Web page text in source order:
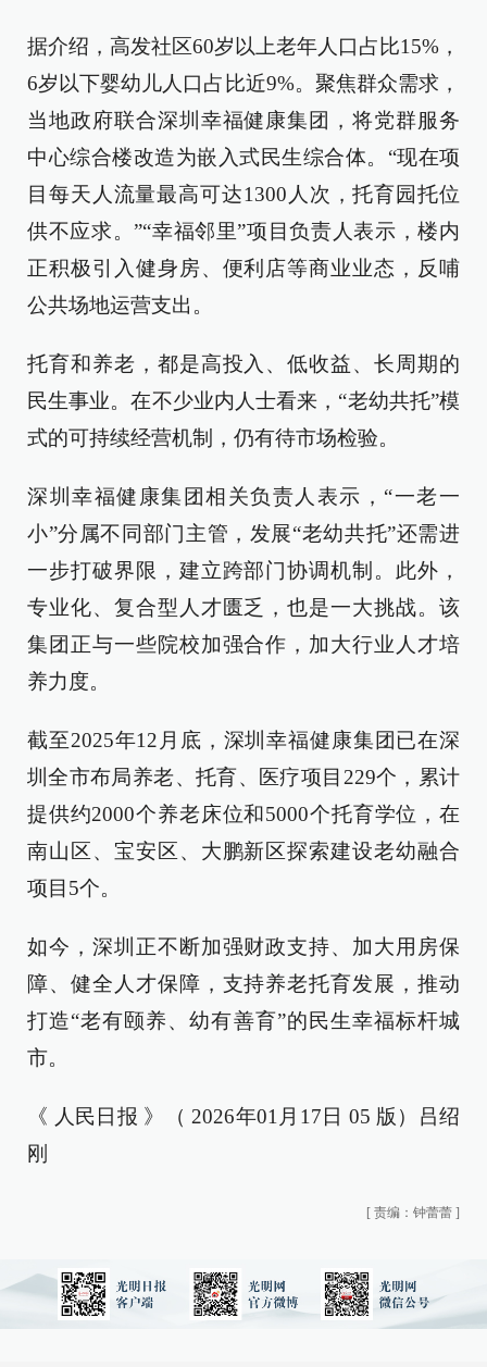
据介绍，高发社区60岁以上老年人口占比15%，
6岁以下婴幼儿人口占比近9%。聚焦群众需求，
当地政府联合深圳幸福健康集团，将党群服务
中心综合楼改造为嵌入式民生综合体。“现在项
目每天人流量最高可达1300人次，托育园托位
供不应求。”“幸福邻里”项目负责人表示，楼内
正积极引入健身房、便利店等商业业态，反哺
公共场地运营支出。
托育和养老，都是高投入、低收益、长周期的
民生事业。在不少业内人士看来，“老幼共托”模
式的可持续经营机制，仍有待市场检验。
深圳幸福健康集团相关负责人表示，“一老一
小”分属不同部门主管，发展“老幼共托”还需进
一步打破界限，建立跨部门协调机制。此外，
专业化、复合型人才匮乏，也是一大挑战。该
集团正与一些院校加强合作，加大行业人才培
养力度。
截至2025年12月底，深圳幸福健康集团已在深
圳全市布局养老、托育、医疗项目229个，累计
提供约2000个养老床位和5000个托育学位，在
南山区、宝安区、大鹏新区探索建设老幼融合
项目5个。
如今，深圳正不断加强财政支持、加大用房保
障、健全人才保障，支持养老托育发展，推动
打造“老有颐养、幼有善育”的民生幸福标杆城
市。
《 人民日报 》（ 2026年01月17日 05 版）吕绍
刚
[ 责编：钟蕾蕾 ]